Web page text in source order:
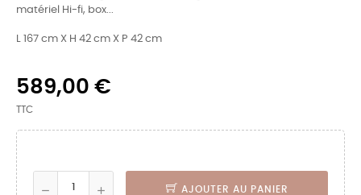
matériel Hi-fi, box...
L 167 cm X H 42 cm X P 42 cm
589,00 €
TTC
AJOUTER AU PANIER